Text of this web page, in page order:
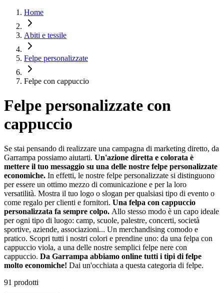
Home
Abiti e tessile
Felpe personalizzate
Felpe con cappuccio
Felpe personalizzate con
cappuccio
Se stai pensando di realizzare una campagna di marketing diretto, da
Garrampa possiamo aiutarti. Un'azione diretta e colorata è
mettere il tuo messaggio su una delle nostre felpe personalizzate
economiche. In effetti, le nostre felpe personalizzate si distinguono
per essere un ottimo mezzo di comunicazione e per la loro
versatilità. Mostra il tuo logo o slogan per qualsiasi tipo di evento o
come regalo per clienti e fornitori. Una felpa con cappuccio
personalizzata fa sempre colpo. Allo stesso modo è un capo ideale
per ogni tipo di luogo: camp, scuole, palestre, concerti, società
sportive, aziende, associazioni... Un merchandising comodo e
pratico. Scopri tutti i nostri colori e prendine uno: da una felpa con
cappuccio viola, a una delle nostre semplici felpe nere con
cappuccio. Da Garrampa abbiamo online tutti i tipi di felpe
molto economiche! Dai un'occhiata a questa categoria di felpe.
91 prodotti